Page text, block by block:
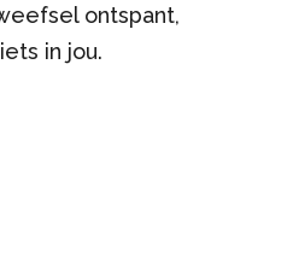
ontspant,
in jou.